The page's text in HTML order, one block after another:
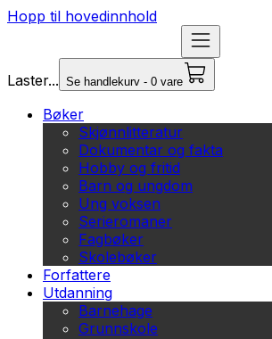
Hopp til hovedinnhold
Laster... Se handlekurv - 0 vare
Bøker
Skjønnlitteratur
Dokumentar og fakta
Hobby og fritid
Barn og ungdom
Ung voksen
Serieromaner
Fagbøker
Skolebøker
Forfattere
Utdanning
Barnehage
Grunnskole